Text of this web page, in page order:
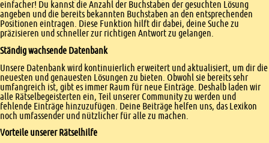
einfacher! Du kannst die Anzahl der Buchstaben der gesuchten Lösung
angeben und die bereits bekannten Buchstaben an den entsprechenden
Positionen eintragen. Diese Funktion hilft dir dabei, deine Suche zu
präzisieren und schneller zur richtigen Antwort zu gelangen.
Ständig wachsende Datenbank
Unsere Datenbank wird kontinuierlich erweitert und aktualisiert, um dir die
neuesten und genauesten Lösungen zu bieten. Obwohl sie bereits sehr
umfangreich ist, gibt es immer Raum für neue Einträge. Deshalb laden wir
alle Rätselbegeisterten ein, Teil unserer Community zu werden und
fehlende Einträge hinzuzufügen. Deine Beiträge helfen uns, das Lexikon
noch umfassender und nützlicher für alle zu machen.
Vorteile unserer Rätselhilfe